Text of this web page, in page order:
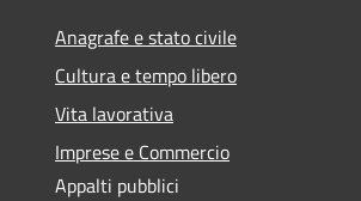
Anagrafe e stato civile
Cultura e tempo libero
Vita lavorativa
Imprese e Commercio
Appalti pubblici